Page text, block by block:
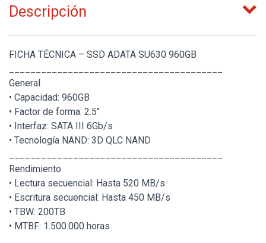
Descripción
FICHA TÉCNICA – SSD ADATA SU630 960GB
General
• Capacidad: 960GB
• Factor de forma: 2.5"
• Interfaz: SATA III 6Gb/s
• Tecnología NAND: 3D QLC NAND
Rendimiento
• Lectura secuencial: Hasta 520 MB/s
• Escritura secuencial: Hasta 450 MB/s
• TBW: 200TB
• MTBF: 1.500.000 horas